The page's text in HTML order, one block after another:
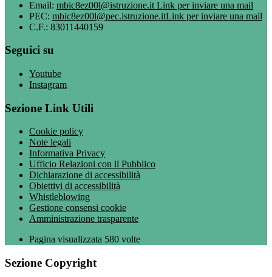
Email: mbic8ez00l@istruzione.it Link per inviare una mail
PEC: mbic8ez00l@pec.istruzione.itLink per inviare una mail
C.F.: 83011440159
Seguici su
Youtube
Instagram
Sezione Link Utili
Cookie policy
Note legali
Informativa Privacy
Ufficio Relazioni con il Pubblico
Dichiarazione di accessibilità
Obiettivi di accessibilità
Whistleblowing
Gestione consensi cookie
Amministrazione trasparente
Pagina visualizzata 580 volte
Sezione Copyright